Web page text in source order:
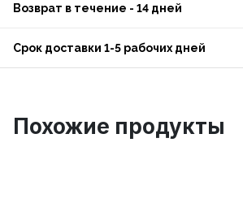
Возврат в течение - 14 дней
Срок доставки 1-5 рабочих дней
Похожие продукты